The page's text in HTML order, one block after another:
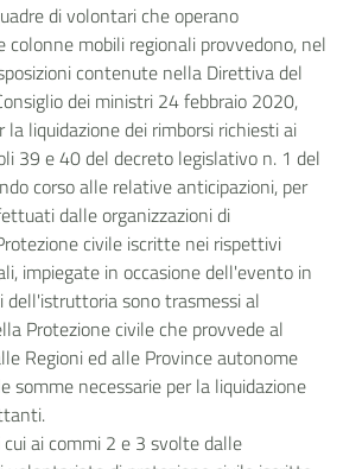
di volontari che operano
colonne mobili regionali provvedono, nel
contenute nella Direttiva del
dei ministri 24 febbraio 2020,
liquidazione dei rimborsi richiesti ai
39 e 40 del decreto legislativo n. 1 del
corso alle relative anticipazioni, per
dalle organizzazioni di
civile iscritte nei rispettivi
impiegate in occasione dell'evento in
dell'istruttoria sono trasmessi al
Protezione civile che provvede al
Regioni ed alle Province autonome
somme necessarie per la liquidazione
ai commi 2 e 3 svolte dalle